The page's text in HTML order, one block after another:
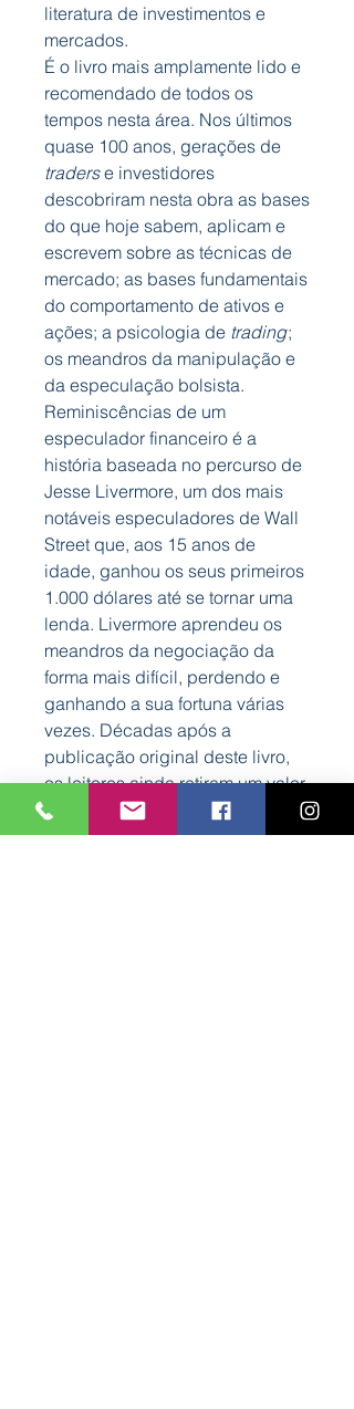
literatura de investimentos e
mercados.
É o livro mais amplamente lido e
recomendado de todos os
tempos nesta área. Nos últimos
quase 100 anos, gerações de
traderse investidores
descobriram nesta obra as bases
do que hoje sabem, aplicam e
escrevem sobre as técnicas de
mercado; as bases fundamentais
do comportamento de ativos e
ações; a psicologia de trading;
os meandros da manipulação e
da especulação bolsista.
Reminiscências de um
especulador financeiro é a
história baseada no percurso de
Jesse Livermore, um dos mais
notáveis especuladores de Wall
Street que, aos 15 anos de
idade, ganhou os seus primeiros
1.000 dólares até se tornar uma
lenda. Livermore aprendeu os
meandros da negociação da
forma mais difícil, perdendo e
ganhando a sua fortuna várias
vezes. Décadas após a
publicação original deste livro,
os leitores ainda retiram um valor
tremendo da experiência e das
palavras de Lefèvre